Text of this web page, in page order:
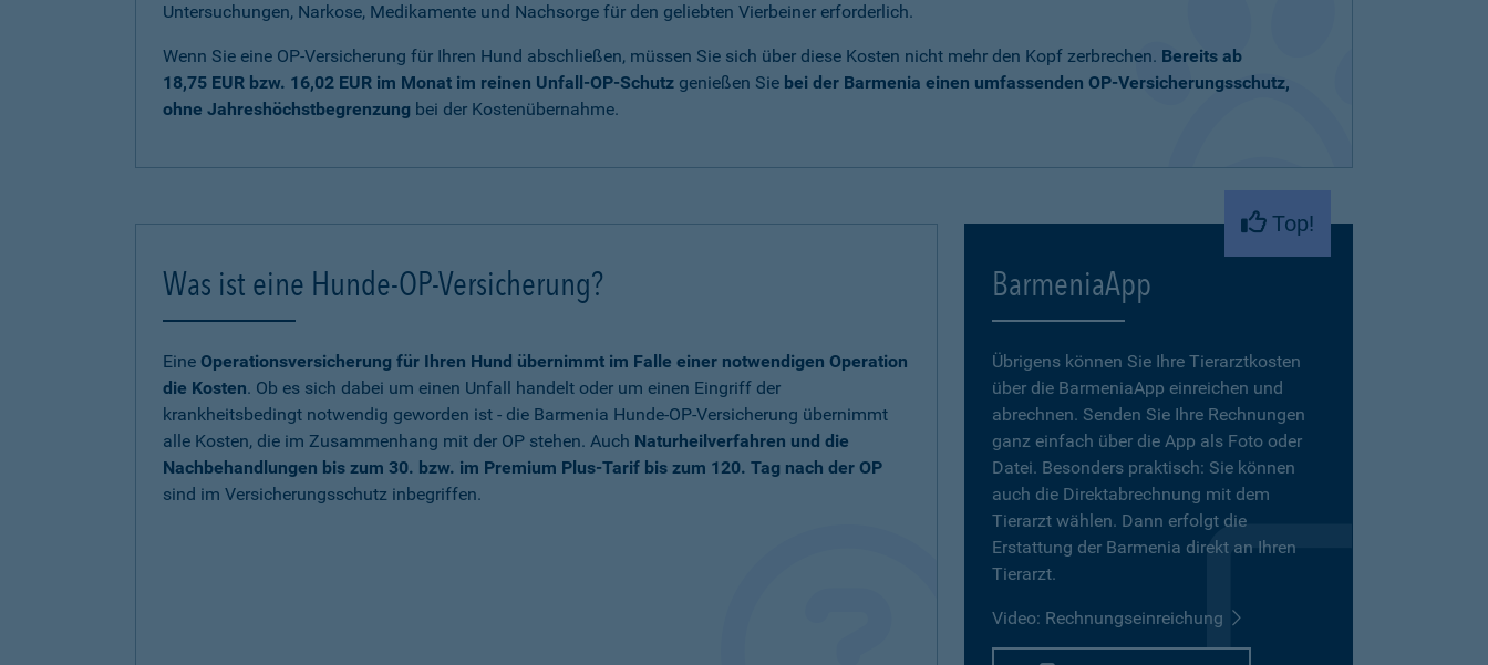
Untersuchungen, Narkose, Medikamente und Nachsorge für den geliebten Vierbeiner erforderlich.
Wenn Sie eine OP-Versicherung für Ihren Hund abschließen, müssen Sie sich über diese Kosten nicht mehr den Kopf zerbrechen. Bereits ab
18,75 EUR bzw. 16,02 EUR im Monat im reinen Unfall-OP-Schutz genießen Sie bei der Barmenia einen umfassenden OP-Versicherungsschutz,
ohne Jahreshöchstbegrenzung bei der Kostenübernahme.
Was ist eine Hunde-OP-Versicherung?
Eine Operationsversicherung für Ihren Hund übernimmt im Falle einer notwendigen Operation
die Kosten. Ob es sich dabei um einen Unfall handelt oder um einen Eingriff der
krankheitsbedingt notwendig geworden ist - die Barmenia Hunde-OP-Versicherung übernimmt
alle Kosten, die im Zusammenhang mit der OP stehen. Auch Naturheilverfahren und die
Nachbehandlungen bis zum 30. bzw. im Premium Plus-Tarif bis zum 120. Tag nach der OP
sind im Versicherungsschutz inbegriffen.
Top!
BarmeniaApp
Übrigens können Sie Ihre Tierarztkosten
über die BarmeniaApp einreichen und
abrechnen. Senden Sie Ihre Rechnungen
ganz einfach über die App als Foto oder
Datei. Besonders praktisch: Sie können
auch die Direktabrechnung mit dem
Tierarzt wählen. Dann erfolgt die
Erstattung der Barmenia direkt an Ihren
Tierarzt.
Video: Rechnungseinreichung